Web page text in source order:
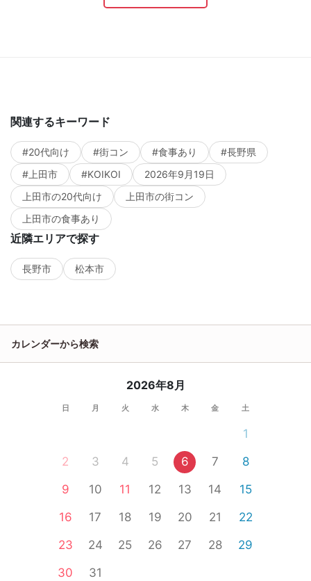
関連するキーワード
#20代向け #街コン #食事あり
#長野県
#上田市
#KOIKOI
2026年9月19日
上田市の20代向け
上田市の街コン
上田市の食事あり
近隣エリアで探す
長野市 松本市
カレンダーから検索
2026年8月
日 月 火 水 木 金 土
1
2
3 4 5 6 7
8
9
10 11 12 13 14
15
16
17 18 19 20 21
22
23
24 25 26 27 28
29
30
31